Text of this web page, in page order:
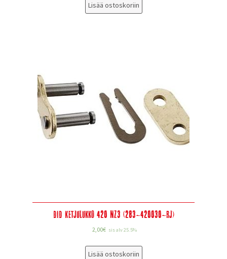
Lisää ostoskoriin
DID Ketjulukko 420 NZ3 (283-420030-RJ)
2,00€ sis alv 25.5%
Lisää ostoskoriin